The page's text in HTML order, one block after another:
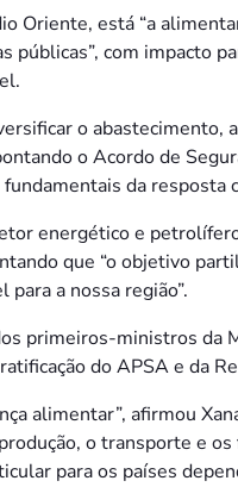
Oriente, está “a
públicas”, com impacto
o
o Acordo de
da resposta
energético e
que “o objetivo
a nossa região”.
primeiros-ministros da
do APSA e da
alimentar”, afirmou
o transporte e
para os países